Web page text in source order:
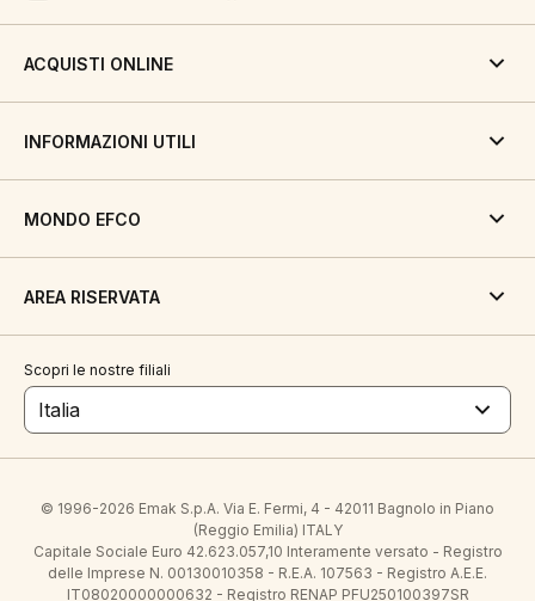
ACQUISTI ONLINE
INFORMAZIONI UTILI
MONDO EFCO
AREA RISERVATA
Scopri le nostre filiali
Italia
© 1996-2026 Emak S.p.A. Via E. Fermi, 4 - 42011 Bagnolo in Piano
(Reggio Emilia) ITALY
Capitale Sociale Euro 42.623.057,10 Interamente versato - Registro
delle Imprese N. 00130010358 - R.E.A. 107563 - Registro A.E.E.
IT08020000000632 - Registro RENAP PFU250100397SR